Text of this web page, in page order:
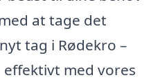
at tage det
tag i Rødekro –
med vores